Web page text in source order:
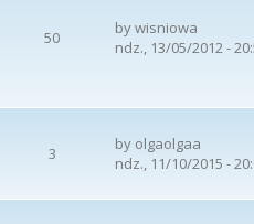
50 bywisniowa
ndz., 13/05/2012 -
3 by olgaolgaa
ndz., 11/10/2015 -